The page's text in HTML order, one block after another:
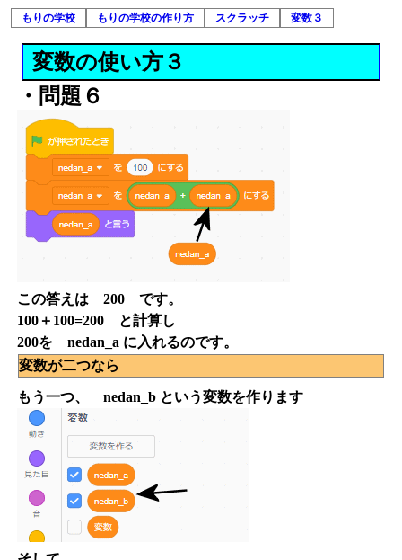
もりの学校 もりの学校の作り方 スクラッチ 変数３
変数の使い方３
・問題６
この答えは 200 です。
100＋100=200 と計算し
200を nedan_a に入れるのです。
変数が二つなら
もう一つ、 nedan_b という変数を作ります